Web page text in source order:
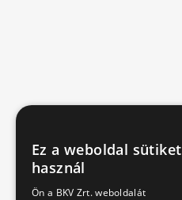
Ez a weboldal sütiket
használ
Ön a BKV Zrt. weboldalát